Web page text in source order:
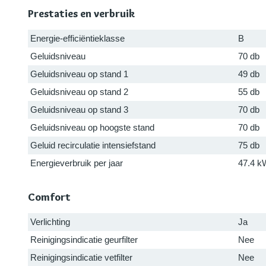
Prestaties en verbruik
Energie-efficiëntieklasse
B
Geluidsniveau
70 db
Geluidsniveau op stand 1
49 db
Geluidsniveau op stand 2
55 db
Geluidsniveau op stand 3
70 db
Geluidsniveau op hoogste stand
70 db
Geluid recirculatie intensiefstand
75 db
Energieverbruik per jaar
47.4
Comfort
Verlichting
Ja
Reinigingsindicatie geurfilter
Nee
Reinigingsindicatie vetfilter
Nee